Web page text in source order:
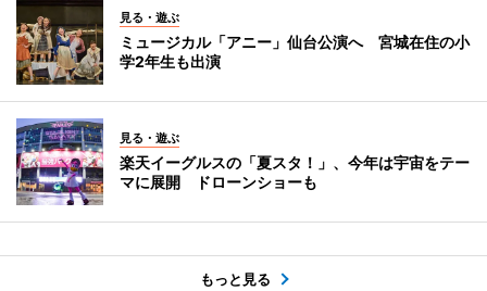
見る・遊ぶ
ミュージカル「アニー」仙台公演へ 宮城在住の小
学2年生も出演
見る・遊ぶ
楽天イーグルスの「夏スタ！」、今年は宇宙をテー
マに展開 ドローンショーも
もっと見る